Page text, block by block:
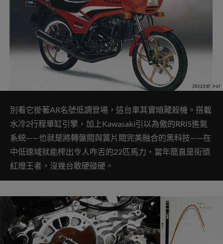
別看它掛著AR名號低調登場，這台車其實暗藏殺機。搭載
水冷2行程單缸引擎，加上Kawasaki引以為傲的RRIS進氣
系統——也就是將轉盤閥與簧片閥完美融合的黑科技——在
中低速域就能榨出令人咋舌的22匹馬力，當年簡直是街頭
紅燈王者，沒幾台敢硬碰硬。